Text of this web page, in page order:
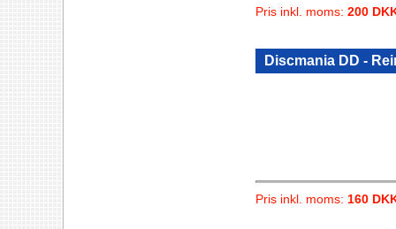
Pris inkl. moms: 200
Discmania DD -
Pris inkl. moms: 160